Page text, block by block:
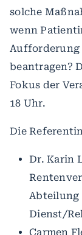
solche
wenn
Aufforderung
beantragen?
Fokus der
18 Uhr.
Die
Dr. Karin
Abteilung
Dienst/
Carmen